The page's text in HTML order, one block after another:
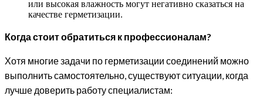
или высокая влажность могут негативно сказаться на
качестве герметизации.
Когда стоит обратиться к профессионалам?
Хотя многие задачи по герметизации соединений можно
выполнить самостоятельно, существуют ситуации, когда
лучше доверить работу специалистам: